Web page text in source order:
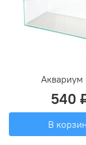
Аквариум
540
В